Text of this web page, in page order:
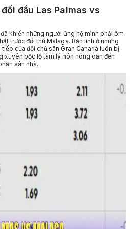
đầu Las Palmas vs
khiến những người ủng hộ mình phải ôm
trước đối thủ Malaga. Bản lĩnh ở những
của đội chủ sân Gran Canaria luôn bị
xuyên bộc lộ tâm lý nôn nóng dẫn đến
sân nhà.